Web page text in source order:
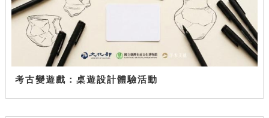
考古變遊戲：桌遊設計體驗活動